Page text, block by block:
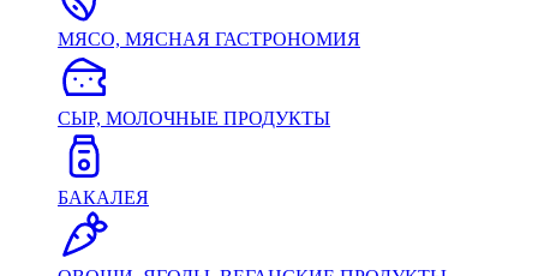
МЯСО, МЯСНАЯ ГАСТРОНОМИЯ
СЫР, МОЛОЧНЫЕ ПРОДУКТЫ
БАКАЛЕЯ